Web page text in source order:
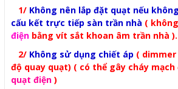
1/ Không nên lắp đặt quạt nếu
cấu kết trực tiếp sàn trần nhà (
điện bằng vít sắt khoan âm trần nhà ).
2/ Không sử dụng chiết áp (
độ quay quạt) ( có thể gây cháy
quạt điện )